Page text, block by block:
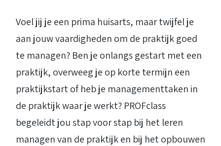
Voel jij je een prima huisarts, maar twijfel je
aan jouw vaardigheden om de praktijk goed
te managen? Ben je onlangs gestart met een
praktijk, overweeg je op korte termijn een
praktijkstart of heb je managementtaken in
de praktijk waar je werkt? PROFclass
begeleidt jou stap voor stap bij het leren
managen van de praktijk en bij het opbouwen